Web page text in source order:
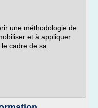
une méthodologie de
et à appliquer
cadre de sa